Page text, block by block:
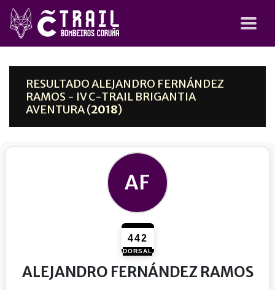
RESULTADO ALEJANDRO FERNÁNDEZ
RAMOS - IV C-TRAIL BRIGANTIA
AVENTURA (2018)
AF
442
DORSAL
ALEJANDRO FERNÁNDEZ RAMOS